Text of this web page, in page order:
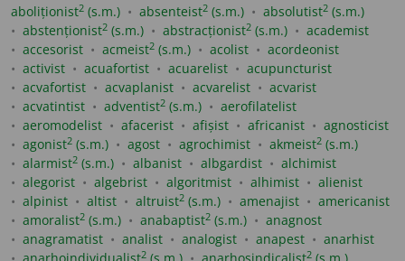
aboliționist2 (s.m.) absenteist2 (s.m.) absolutist2 (s.m.)
abstenționist2 (s.m.) abstracționist2 (s.m.)
academist
accesorist
acmeist2 (s.m.) acolist
acordeonist
activist
acuafortist acuarelist
acupuncturist
acvafortist
acvaplanist acvarelist
acvarist
acvatintist
adventist2 (s.m.)
aerofilatelist
aeromodelist
afacerist afișist africanist
agnosticist
agonist2 (s.m.) agost agrochimist akmeist2 (s.m.)
alarmist2 (s.m.) albanist albgardist
alchimist
alegorist
algebrist algoritmist alhimist
alienist
alpinist
altist altruist2 (s.m.) amenajist
americanist
amoralist2 (s.m.) anabaptist2 (s.m.)
anagnost
anagramatist
analist analogist anapest
anarhist
2 2